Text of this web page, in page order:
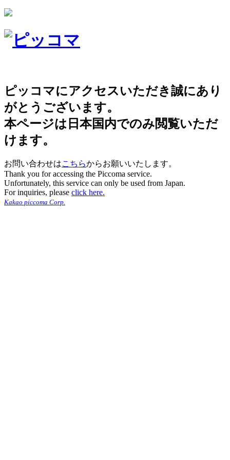
ピッコマにアクセスいただき誠にあり
がとうございます。
本ページは日本国内でのみ閲覧いただ
けます。
お問い合わせはこちらからお願いいたします。
Thank you for accessing the Piccoma service.
Unfortunately, this service can only be used from Japan.
For inquiries, please click here.
Kakao piccoma Corp.